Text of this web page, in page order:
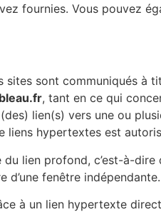
fournies. Vous pouvez
sites sont communiqués à
, tant en ce qui
lien(s) vers une ou
liens hypertextes est
lien profond, c’est-à-
d’une fenêtre indépendante.
à un lien hypertexte